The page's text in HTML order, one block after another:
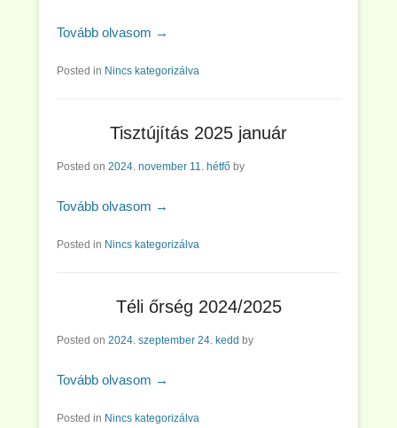
Tovább olvasom →
Posted in Nincs kategorizálva
Tisztújítás 2025 január
Posted on 2024. november 11. hétfő by
Tovább olvasom →
Posted in Nincs kategorizálva
Téli őrség 2024/2025
Posted on 2024. szeptember 24. kedd by
Tovább olvasom →
Posted in Nincs kategorizálva